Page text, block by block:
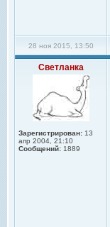
28 ноя 2015, 13:50
Светланка
Зарегистрирован: 13
апр 2004, 21:10
Сообщений: 1889